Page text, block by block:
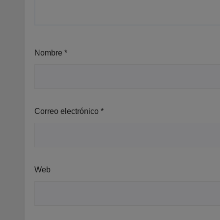
Nombre *
Correo electrónico *
Web